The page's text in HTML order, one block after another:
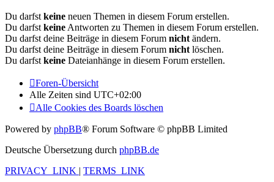
Du darfst keine neuen Themen in diesem Forum erstellen.
Du darfst keine Antworten zu Themen in diesem Forum erstellen.
Du darfst deine Beiträge in diesem Forum nicht ändern.
Du darfst deine Beiträge in diesem Forum nicht löschen.
Du darfst keine Dateianhänge in diesem Forum erstellen.
Foren-Übersicht
Alle Zeiten sind UTC+02:00
Alle Cookies des Boards löschen
Powered by phpBB® Forum Software © phpBB Limited
Deutsche Übersetzung durch phpBB.de
PRIVACY_LINK | TERMS_LINK